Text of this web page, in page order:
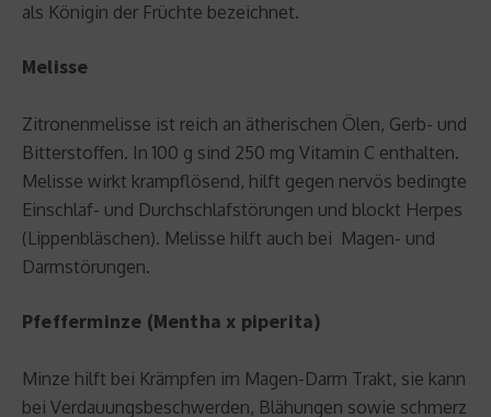
als Königin der Früchte bezeichnet.
Melisse
Zitronenmelisse ist reich an ätherischen Ölen, Gerb- und
Bitterstoffen. In 100 g sind 250 mg Vitamin C enthalten.
Melisse wirkt krampflösend, hilft gegen nervös bedingte
Einschlaf- und Durchschlafstörungen und blockt Herpes
(Lippenbläschen). Melisse hilft auch bei Magen- und
Darmstörungen.
Pfefferminze (Mentha x piperita)
Minze hilft bei Krämpfen im Magen-Darm Trakt, sie kann
bei Verdauungsbeschwerden, Blähungen sowie schmerz